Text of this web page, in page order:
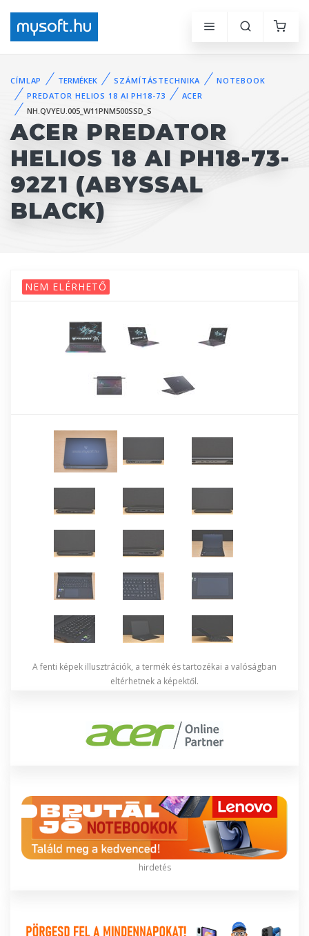
CÍMLAP TERMÉKEK SZÁMÍTÁSTECHNIKA
NOTEBOOK
PREDATOR HELIOS 18 AI PH18-73
ACER
NH.QVYEU.005_W11PNM500SSD_S
ACER PREDATOR
HELIOS 18 AI PH18-73-
92Z1 (ABYSSAL
BLACK)
NEM ELÉRHETŐ
A fenti képek illusztrációk, a termék és tartozékai a valóságban
eltérhetnek a képektől.
hirdetés